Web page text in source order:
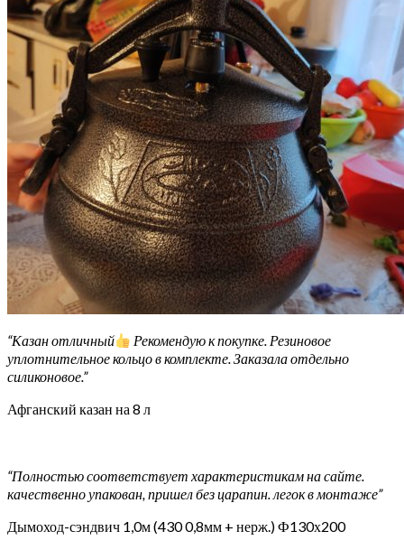
“Казан отличный
Рекомендую к покупке. Резиновое
уплотнительное кольцо в комплекте. Заказала отдельно
силиконовое.”
Афганский казан на 8 л
“Полностью соответствует характеристикам на сайте.
качественно упакован, пришел без царапин. легок в монтаже”
Дымоход-сэндвич 1,0м (430 0,8мм + нерж.) Ф130х200